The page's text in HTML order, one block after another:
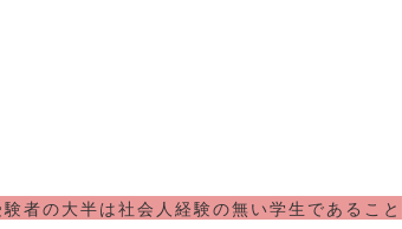
者の大半は社会人経験の無い学生であること